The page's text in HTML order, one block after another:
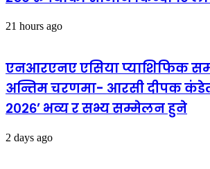
21 hours ago
एनआरएनए एसिया प्याशिफिक
अन्तिम चरणमा- आरसी दीपक
२०२६’ भव्य र सभ्य सम्मेलन हुने
2 days ago